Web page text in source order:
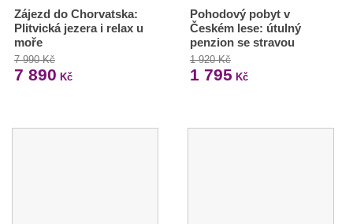
Zájezd do Chorvatska:
Plitvická jezera i relax u
moře
7 990 Kč
7 890 Kč
Pohodový pobyt v
Českém lese: útulný
penzion se stravou
1 920 Kč
1 795 Kč